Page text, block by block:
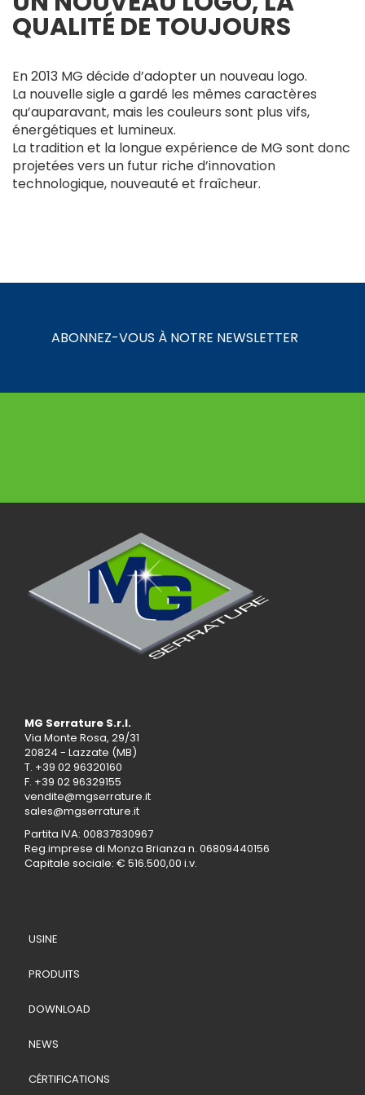
QUALITÉ DE TOUJOURS
En 2013 MG décide d’adopter un nouveau logo.
La nouvelle sigle a gardé les mêmes caractères
qu’auparavant, mais les couleurs sont plus vifs,
énergétiques et lumineux.
La tradition et la longue expérience de MG sont donc
projetées vers un futur riche d’innovation
technologique, nouveauté et fraîcheur.
ABONNEZ-VOUS À NOTRE NEWSLETTER
MG Serrature S.r.l.
Via Monte Rosa, 29/31
20824 - Lazzate (MB)
T. +39 02 96320160
F. +39 02 96329155
vendite@mgserrature.it
sales@mgserrature.it
Partita IVA: 00837830967
Reg.imprese di Monza Brianza n. 06809440156
Capitale sociale: € 516.500,00 i.v.
USINE
PRODUITS
DOWNLOAD
NEWS
CÉRTIFICATIONS